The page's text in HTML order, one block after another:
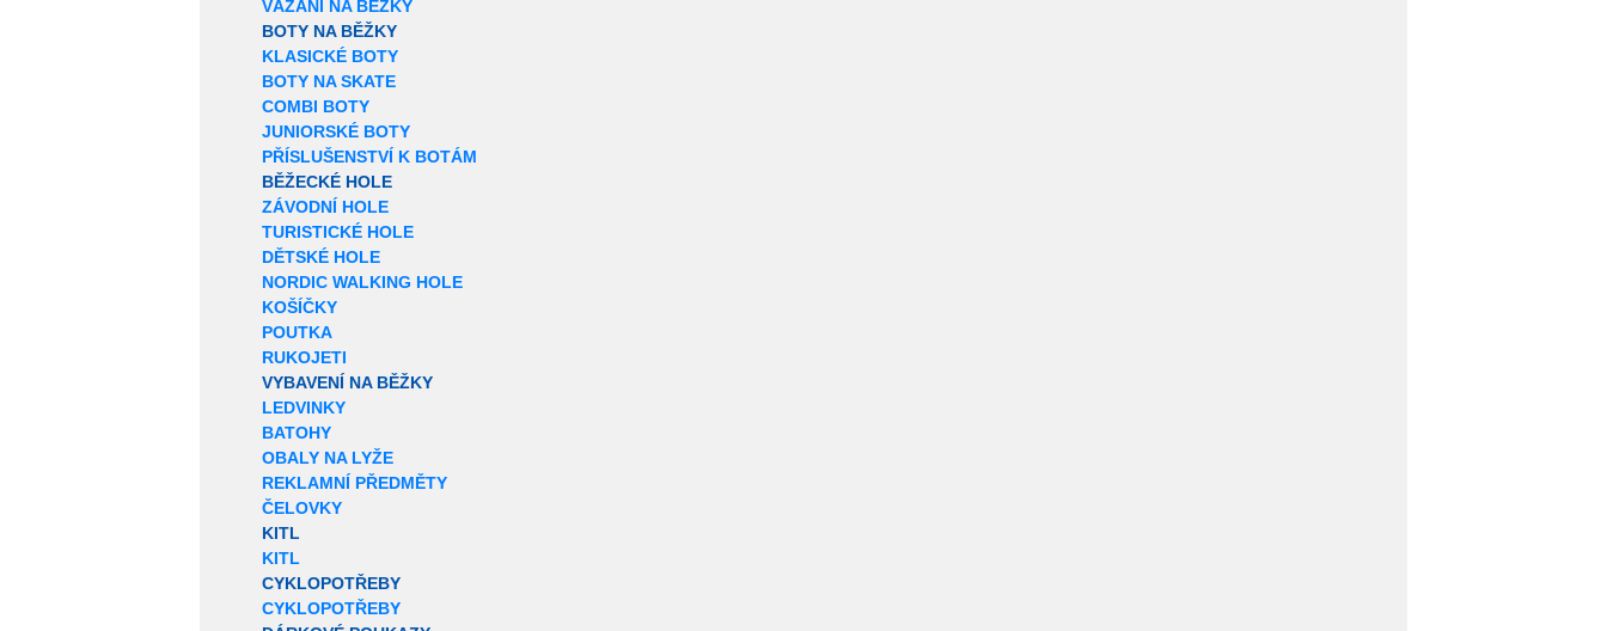
VÁZÁNÍ NA BĚŽKY
BOTY NA BĚŽKY
KLASICKÉ BOTY
BOTY NA SKATE
COMBI BOTY
JUNIORSKÉ BOTY
PŘÍSLUŠENSTVÍ K BOTÁM
BĚŽECKÉ HOLE
ZÁVODNÍ HOLE
TURISTICKÉ HOLE
DĚTSKÉ HOLE
NORDIC WALKING HOLE
KOŠÍČKY
POUTKA
RUKOJETI
VYBAVENÍ NA BĚŽKY
LEDVINKY
BATOHY
OBALY NA LYŽE
REKLAMNÍ PŘEDMĚTY
ČELOVKY
KITL
KITL
CYKLOPOTŘEBY
CYKLOPOTŘEBY